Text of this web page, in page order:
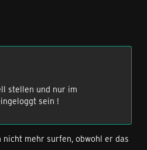
stellen und nur im
sein !
mehr surfen, obwohl er das